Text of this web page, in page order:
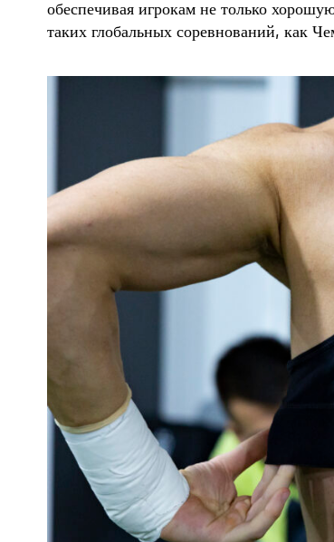
обеспечивая игрокам не только
таких глобальных соревнований, как